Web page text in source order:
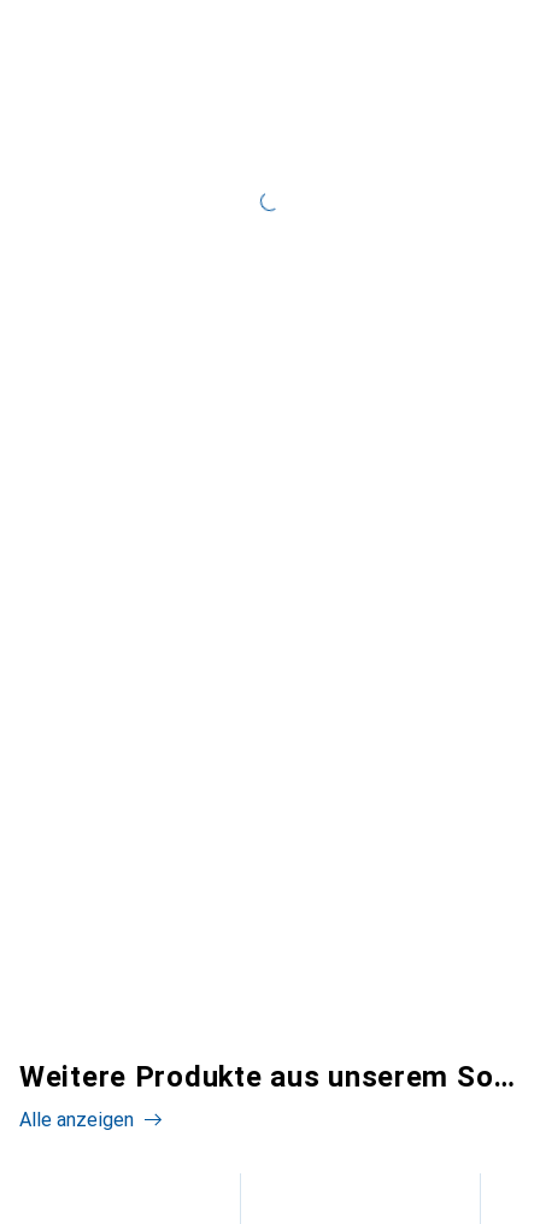
Weitere Produkte aus unserem Sortiment
Alle anzeigen